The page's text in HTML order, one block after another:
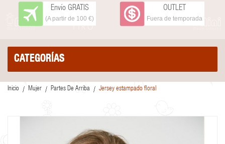
Envío GRATIS
(A partir de 100 €)
OUTLET
Fuera de temporada
CATEGORÍAS
Inicio Mujer Partes De Arriba Jersey estampado floral